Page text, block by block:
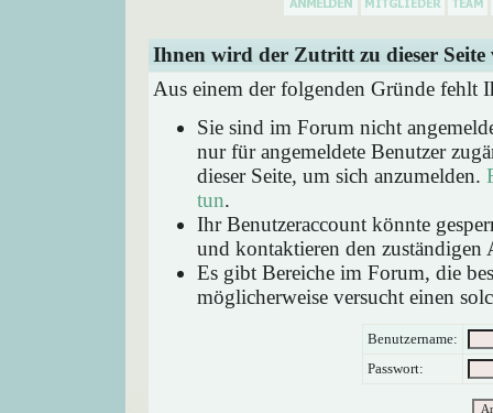
Ihnen wird der Zutritt zu dieser Seite
Aus einem der folgenden Gründe fehlt
Sie sind im Forum nicht
nur für angemeldete Benutzer
dieser Seite, um sich anzumelden.
tun.
Ihr Benutzeraccount könnte
und kontaktieren den zuständigen
Es gibt Bereiche im Forum, die
möglicherweise versucht einen
Benutzername:
Passwort: